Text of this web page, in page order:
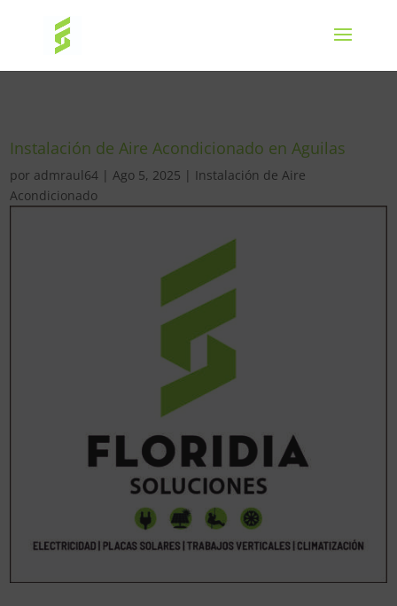
Instalación de Aire Acondicionado en Aguilas
por admraul64 |Ago 5, 2025 | Instalación de Aire
Acondicionado